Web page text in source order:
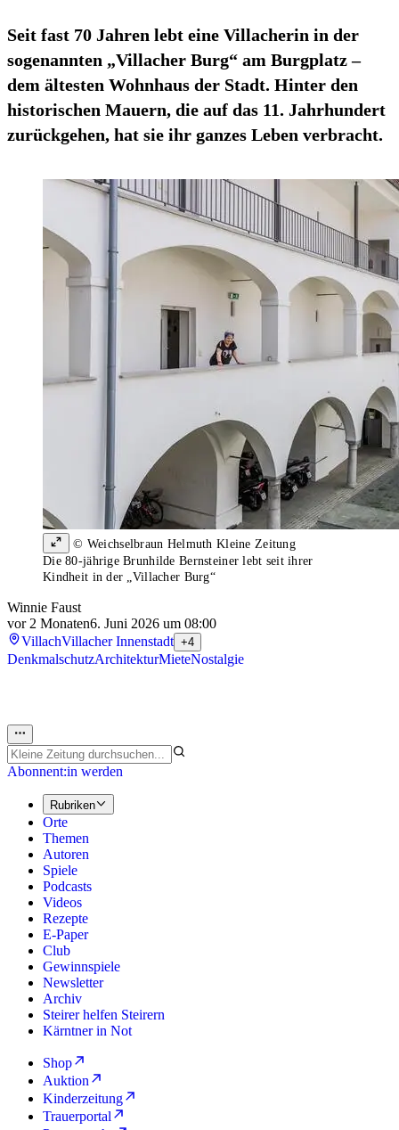
Seit fast 70 Jahren lebt eine Villacherin in der
sogenannten „Villacher Burg“ am Burgplatz –
dem ältesten Wohnhaus der Stadt. Hinter den
historischen Mauern, die auf das 11. Jahrhundert
zurückgehen, hat sie ihr ganzes Leben verbracht.
© Weichselbraun Helmuth Kleine Zeitung
Die 80-jährige Brunhilde Bernsteiner lebt seit ihrer
Kindheit in der „Villacher Burg“
Winnie Faust
vor 2 Monaten6. Juni 2026 um 08:00
VillachVillacher Innenstadt +4
DenkmalschutzArchitekturMieteNostalgie
Abonnent:in werden
Rubriken
Orte
Themen
Autoren
Spiele
Podcasts
Videos
Rezepte
E-Paper
Club
Gewinnspiele
Newsletter
Archiv
Steirer helfen Steirern
Kärntner in Not
Shop
Auktion
Kinderzeitung
Trauerportal